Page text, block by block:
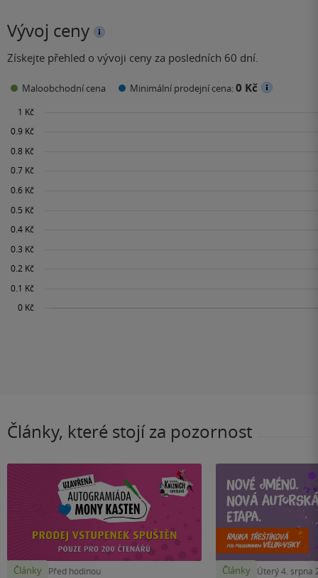
Vývoj ceny
Získejte přehled o vývoji ceny za posledních 60 dní.
Maloobchodní cena Minimální prodejní cena:0 Kč
Články, které stojí za pozornost
Články Před hodinou Články Úterý 4. srpna